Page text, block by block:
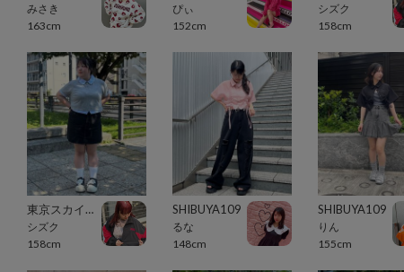
みさき
163cm
ぴぃ
152cm
シズク
158cm
東京スカイツリータウン・ソラマチ
シズク
158cm
SHIBUYA109
るな
148cm
SHIBUYA109
りん
155cm